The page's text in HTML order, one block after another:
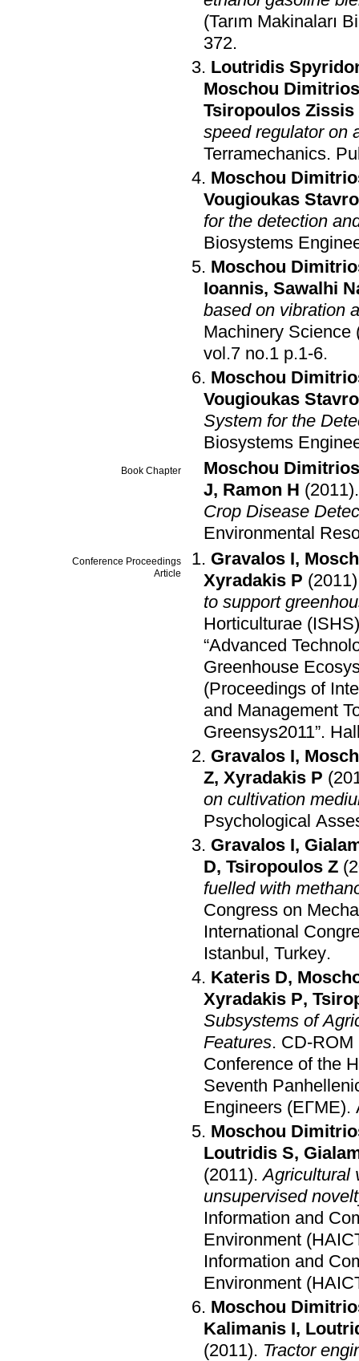
(Tarım Makinaları
372.
Loutridis
Moschou Dimitrios
Tsiropoulos Zissis
speed regulator on
Terramechanics.
Moschou
Vougioukas
for the detection
Biosystems
Moschou
Ioannis, Sawalhi
based on vibration
Machinery Science
vol.7 no.1 p.1-6.
Moschou
Vougioukas
System for the
Biosystems
Book Chapter
Moschou Dimitrios
J, Ramon H (2011)
Crop Disease
Environmental
Conference Proceedings
Article
Gravalos I,
Xyradakis P (2011)
to support
Horticulturae
“Advanced
Greenhouse
(Proceedings of
and Management
Greensys2011”.
Gravalos I,
Z, Xyradakis P
on cultivation
Psychological
Gravalos I,
D, Tsiropoulos Z
fuelled with
Congress on
International
Istanbul, Turkey.
Kateris D,
Xyradakis P,
Subsystems of
Features. CD-ROM
Conference of the
Seventh
Engineers (ΕΓΜΕ).
Moschou
Loutridis S,
(2011).Agricultural
unsupervised
Information and
Environment
Information and
Environment
Moschou
Kalimanis I,
(2011). Tractor